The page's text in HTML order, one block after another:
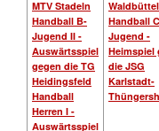
MTV Stadeln
Handball B-
Jugend II -
Auswärtsspiel
gegen die TG
Heidingsfeld
Handball
Herren I -
Auswärtsspiel
Handball
Jugend -
Heimspiel
die JSG
Karlstadt-